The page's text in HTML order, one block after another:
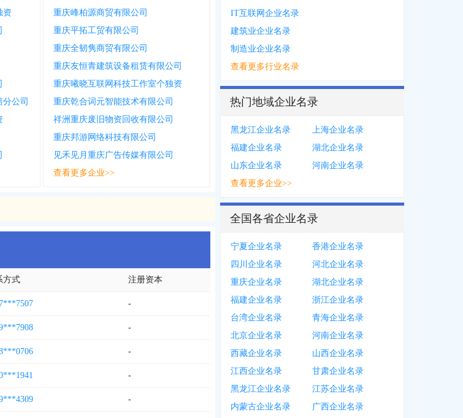
资
公司
重庆峰柏源商贸有限公司
重庆平拓工贸有限公司
重庆全韧隽商贸有限公司
重庆友恒青建筑设备租赁有限公司
重庆曦晓互联网科技工作室个独资
重庆乾合词元智能技术有限公司
祥洲重庆废旧物资回收有限公司
重庆邦游网络科技有限公司
见禾见月重庆广告传媒有限公司
查看更多企业>>
方式 注册资本
-
-
-
-
-
IT互联网企业名录
建筑业企业名录
制造业企业名录
查看更多行业名录
热门地域企业名录
黑龙江企业名录
上海企业名录
福建企业名录
湖北企业名录
山东企业名录
河南企业名录
查看更多企业>>
全国各省企业名录
宁夏企业名录
香港企业名录
四川企业名录
河北企业名录
重庆企业名录
湖北企业名录
福建企业名录
浙江企业名录
台湾企业名录
青海企业名录
北京企业名录
河南企业名录
西藏企业名录
山西企业名录
江西企业名录
甘肃企业名录
黑龙江企业名录
江苏企业名录
内蒙古企业名录
广西企业名录